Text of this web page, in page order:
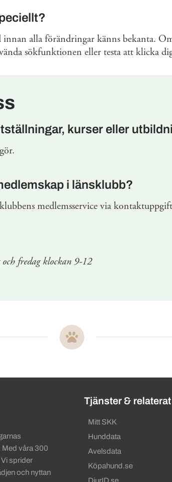
alla förändringar känns bekanta.
sökfunktionen eller testa att klicka
kurser eller
i länsklubb?
medlemsservice via
och fredag klockan 9-12
länkar
Med våra 300
sprider
och nyttan
Tjänster & relaterat
Mitt SKK
Hunddata
Avelsdata
Köpahund.se
DjurID.se